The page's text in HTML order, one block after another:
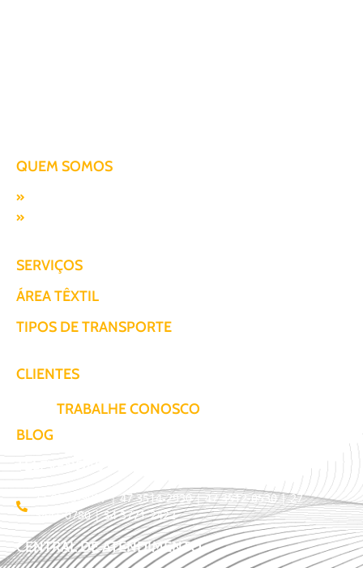
QUEM SOMOS
SERVIÇOS
ÁREA TÊXTIL
TIPOS DE TRANSPORTE
CLIENTES
TRABALHE CONOSCO
BLOG
TELEVENDAS / COTAÇÃO
11 3509-9987 | 47 3514-2930 | 47 3512-0530 | 27
3441-0780 | 54 3771-2422
CENTRAL DE ATENDIMENTO